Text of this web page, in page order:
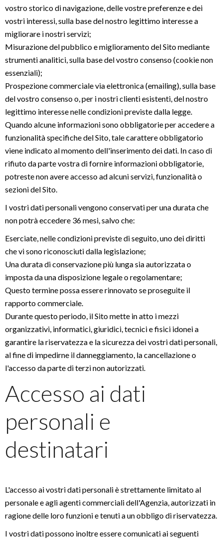
vostro storico di navigazione, delle vostre preferenze e dei
vostri interessi, sulla base del nostro legittimo interesse a
migliorare i nostri servizi;
Misurazione del pubblico e miglioramento del Sito mediante
strumenti analitici, sulla base del vostro consenso (cookie non
essenziali);
Prospezione commerciale via elettronica (emailing), sulla base
del vostro consenso o, per i nostri clienti esistenti, del nostro
legittimo interesse nelle condizioni previste dalla legge.
Quando alcune informazioni sono obbligatorie per accedere a
funzionalità specifiche del Sito, tale carattere obbligatorio
viene indicato al momento dell'inserimento dei dati. In caso di
rifiuto da parte vostra di fornire informazioni obbligatorie,
potreste non avere accesso ad alcuni servizi, funzionalità o
sezioni del Sito.
I vostri dati personali vengono conservati per una durata che
non potrà eccedere 36 mesi, salvo che:
Eserciate, nelle condizioni previste di seguito, uno dei diritti
che vi sono riconosciuti dalla legislazione;
Una durata di conservazione più lunga sia autorizzata o
imposta da una disposizione legale o regolamentare;
Questo termine possa essere rinnovato se proseguite il
rapporto commerciale.
Durante questo periodo, il Sito mette in atto i mezzi
organizzativi, informatici, giuridici, tecnici e fisici idonei a
garantire la riservatezza e la sicurezza dei vostri dati personali,
al fine di impedirne il danneggiamento, la cancellazione o
l'accesso da parte di terzi non autorizzati.
Accesso ai dati
personali e
destinatari
L'accesso ai vostri dati personali è strettamente limitato al
personale e agli agenti commerciali dell'Agenzia, autorizzati in
ragione delle loro funzioni e tenuti a un obbligo di riservatezza.
I vostri dati possono inoltre essere comunicati ai seguenti